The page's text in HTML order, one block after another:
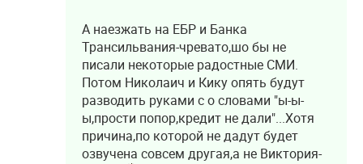
А наезжать на ЕБР и Банка
Трансильвания-чревато,шо бы не
писали некоторые радостные СМИ.
Потом Николаич и Кику опять будут
разводить руками с о словами "ы-ы-
ы,прости попор,кредит не дали"...Хотя
причина,по которой не дадут будет
озвучена совсем другая,а не Виктория-